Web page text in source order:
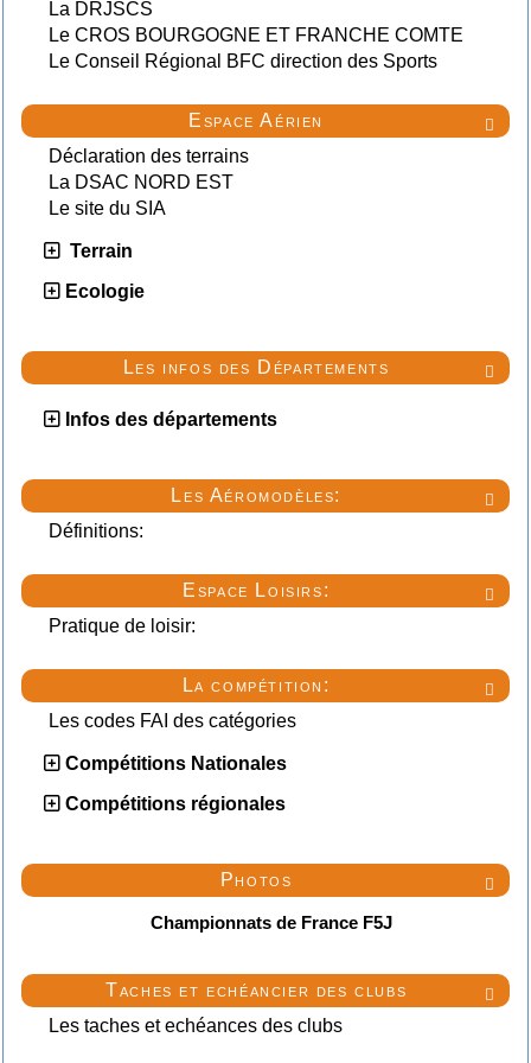
La DRJSCS
Le CROS BOURGOGNE ET FRANCHE COMTE
Le Conseil Régional BFC direction des Sports

Espace Aérien
Déclaration des terrains
La DSAC NORD EST
Le site du SIA
Terrain
Ecologie

Les infos des Départements
Infos des départements

Les Aéromodèles:
Définitions:

Espace Loisirs:
Pratique de loisir:

La compétition:
Les codes FAI des catégories
Compétitions Nationales
Compétitions régionales

Photos
Championnats de France F5J

Taches et echéancier des clubs
Les taches et echéances des clubs